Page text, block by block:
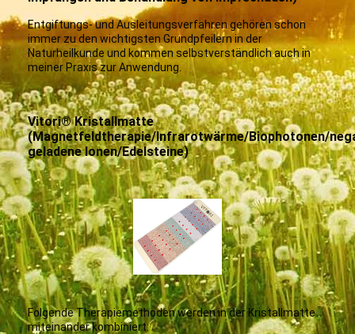
Entgiftungs- und Ausleitungsverfahren gehören schon
immer zu den wichtigsten Grundpfeilern in der
Naturheilkunde und kommen selbstverständlich auch in
meiner Praxis zur Anwendung.
Vitori® Kristallmatte
(Magnetfeldtherapie/Infrarotwärme/Biophotonen/
geladene Ionen/Edelsteine)
Folgende Therapiemethoden werden in der Kristallmatte
miteinander kombiniert: